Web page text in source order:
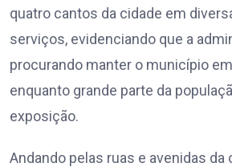
quatro cantos da cidade em
serviços, evidenciando que a
procurando manter o município
enquanto grande parte da
exposição.
Andando pelas ruas e avenidas da